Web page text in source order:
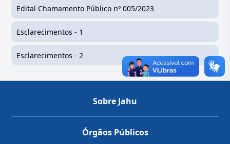
Edital Chamamento Público nº 005/2023
Esclarecimentos - 1
Esclarecimentos - 2
Sobre Jahu
Órgãos Públicos